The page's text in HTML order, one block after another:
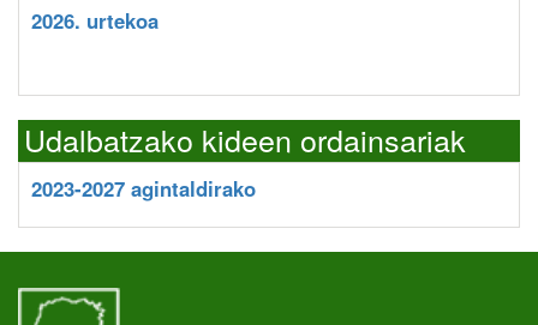
2026. urtekoa
Udalbatzako kideen ordainsariak
2023-2027 agintaldirako